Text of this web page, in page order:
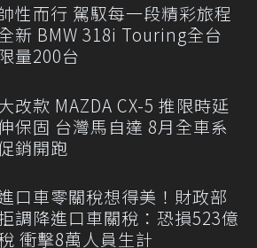
性而行 駕馭每一段精彩旅程
新 BMW 318i Touring全台
限量200台
改款 MAZDA CX-5 推限時延
保固 台灣馬自達 8月全車系
銷開跑
口車零關稅想得美！財政部
調降進口車關稅：恐損523億
衝擊8萬人員生計